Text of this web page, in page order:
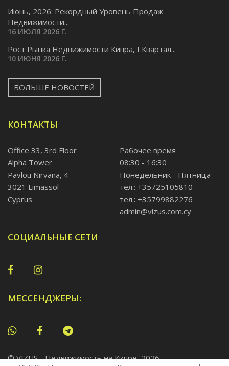
Июнь, 2026: Рекордный Уровень Продаж
Недвижимости...
16 ИЮЛЯ 2026 Г.
Pост Рынка Недвижимости Кипра, I Квартал...
10 ИЮНЯ 2026 Г.
БОЛЬШЕ НОВОСТЕЙ
КОНТАКТЫ
Office 33, 3rd Floor
Alpha Tower
Pavlou Nirvana, 4
3021 Limassol
Cyprus
Рабочее время
08:30 - 16:30
Понедельник - Пятница
тел.: +35725105810
тел.: +35799882276
admin@vizus.com.cy
СОЦИАЛЬНЫЕ СЕТИ
МЕССЕНДЖЕРЫ:
© VIZUS - Недвижимость на Кипре, 2026